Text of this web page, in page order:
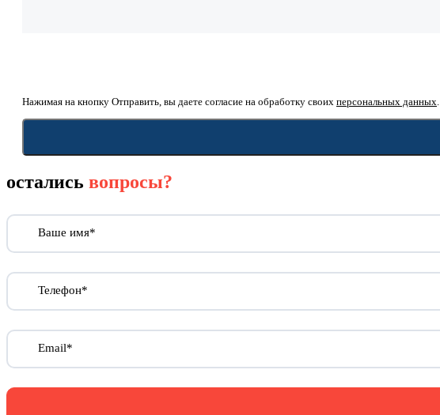
Нажимая на кнопку Отправить, вы даете согласие на обработку своих персональных данных.
остались вопросы?
Ваше имя*
Телефон*
Email*